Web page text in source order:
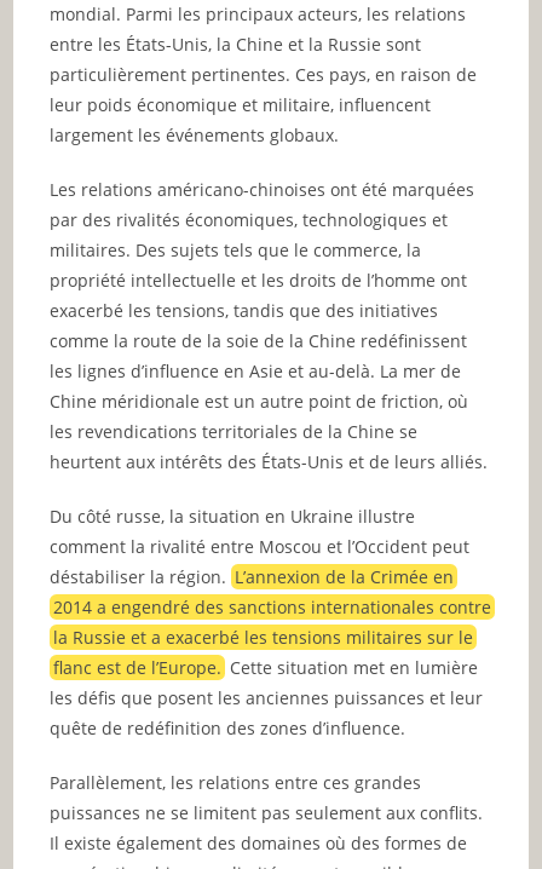
mondial. Parmi les principaux acteurs, les relations
entre les États-Unis, la Chine et la Russie sont
particulièrement pertinentes. Ces pays, en raison de
leur poids économique et militaire, influencent
largement les événements globaux.
Les relations américano-chinoises ont été marquées
par des rivalités économiques, technologiques et
militaires. Des sujets tels que le commerce, la
propriété intellectuelle et les droits de l’homme ont
exacerbé les tensions, tandis que des initiatives
comme la route de la soie de la Chine redéfinissent
les lignes d’influence en Asie et au-delà. La mer de
Chine méridionale est un autre point de friction, où
les revendications territoriales de la Chine se
heurtent aux intérêts des États-Unis et de leurs alliés.
Du côté russe, la situation en Ukraine illustre
comment la rivalité entre Moscou et l’Occident peut
déstabiliser la région.L’annexion de la Crimée en
2014 a engendré des sanctions internationales contre
la Russie et a exacerbé les tensions militaires sur le
flanc est de l’Europe. Cette situation met en lumière
les défis que posent les anciennes puissances et leur
quête de redéfinition des zones d’influence.
Parallèlement, les relations entre ces grandes
puissances ne se limitent pas seulement aux conflits.
Il existe également des domaines où des formes de